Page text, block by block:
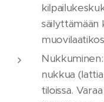
nukkua
tiloissa.